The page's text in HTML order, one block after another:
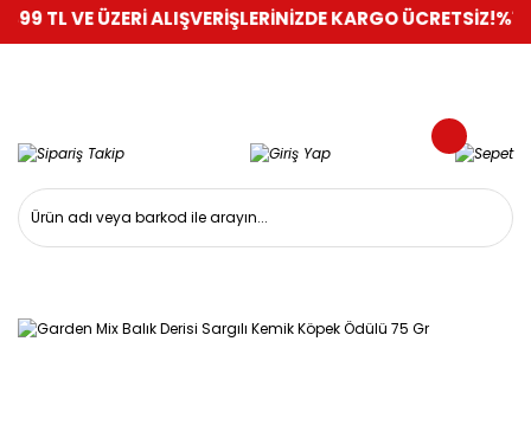
ÜZERİ ALIŞVERİŞLERİNİZDE KARGO ÜCRETSİZ!%100